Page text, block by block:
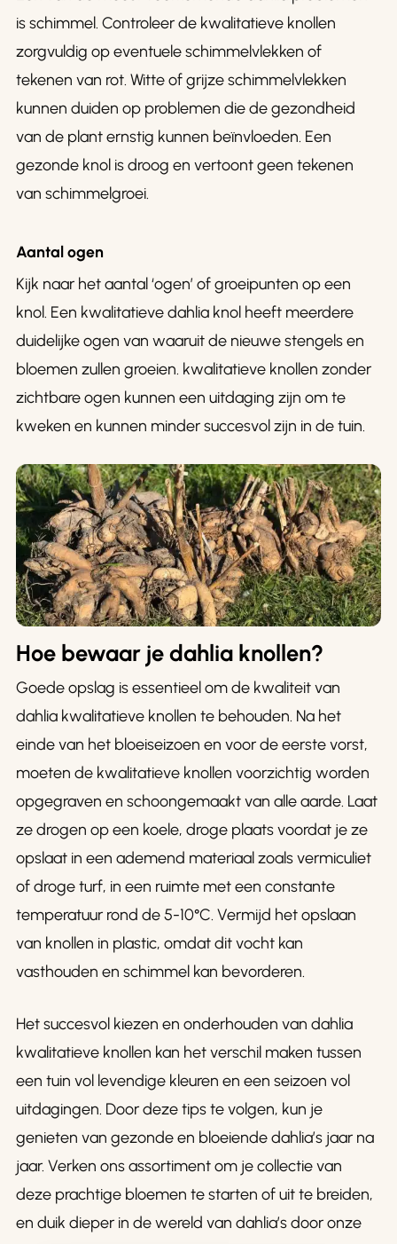
is schimmel. Controleer de kwalitatieve knollen
zorgvuldig op eventuele schimmelvlekken of
tekenen van rot. Witte of grijze schimmelvlekken
kunnen duiden op problemen die de gezondheid
van de plant ernstig kunnen beïnvloeden. Een
gezonde knol is droog en vertoont geen tekenen
van schimmelgroei.
Aantal ogen
Kijk naar het aantal ‘ogen’ of groeipunten op een
knol. Een kwalitatieve dahlia knol heeft meerdere
duidelijke ogen van waaruit de nieuwe stengels en
bloemen zullen groeien. kwalitatieve knollen zonder
zichtbare ogen kunnen een uitdaging zijn om te
kweken en kunnen minder succesvol zijn in de tuin.
Hoe bewaar je dahlia knollen?
Goede opslag is essentieel om de kwaliteit van
dahlia kwalitatieve knollen te behouden. Na het
einde van het bloeiseizoen en voor de eerste vorst,
moeten de kwalitatieve knollen voorzichtig worden
opgegraven en schoongemaakt van alle aarde. Laat
ze drogen op een koele, droge plaats voordat je ze
opslaat in een ademend materiaal zoals vermiculiet
of droge turf, in een ruimte met een constante
temperatuur rond de 5-10°C. Vermijd het opslaan
van knollen in plastic, omdat dit vocht kan
vasthouden en schimmel kan bevorderen.
Het succesvol kiezen en onderhouden van dahlia
kwalitatieve knollen kan het verschil maken tussen
een tuin vol levendige kleuren en een seizoen vol
uitdagingen. Door deze tips te volgen, kun je
genieten van gezonde en bloeiende dahlia’s jaar na
jaar. Verken ons assortiment om je collectie van
deze prachtige bloemen te starten of uit te breiden,
en duik dieper in de wereld van dahlia’s door onze